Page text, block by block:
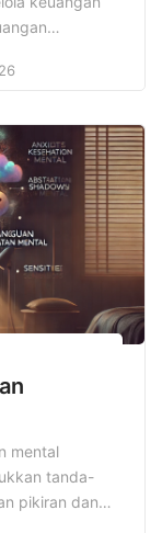
dan
strategi yang
memastikan
risiko
mental
tanda-
pikiran dan